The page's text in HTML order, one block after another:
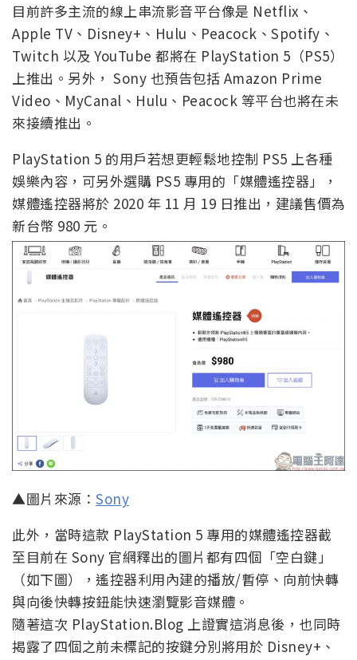
目前許多主流的線上串流影音平台像是 Netflix、
Apple TV、Disney+、Hulu、Peacock、Spotify、
Twitch 以及 YouTube 都將在 PlayStation 5（PS5）
上推出。另外， Sony 也預告包括 Amazon Prime
Video、MyCanal、Hulu、Peacock 等平台也將在未
來接續推出。
PlayStation 5 的用戶若想更輕鬆地控制 PS5 上各種
娛樂內容，可另外選購 PS5 專用的「媒體遙控器」，
媒體遙控器將於 2020 年 11 月 19 日推出，建議售價為
新台幣 980 元。
▲圖片來源： Sony
此外，當時這款 PlayStation 5 專用的媒體遙控器截
至目前在 Sony 官網釋出的圖片都有四個「空白鍵」
（如下圖），遙控器利用內建的播放/暫停、向前快轉
與向後快轉按鈕能快速瀏覽影音媒體。
隨著這次 PlayStation.Blog 上證實這消息後，也同時
揭露了四個之前未標記的按鍵分別將用於 Disney+、